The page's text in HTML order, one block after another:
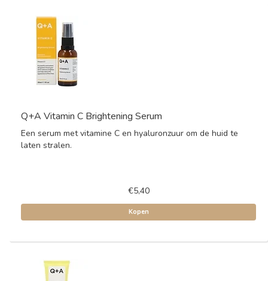
Q+A Vitamin C Brightening Serum
Een serum met vitamine C en hyaluronzuur om de huid te
laten stralen.
€5,40
Kopen